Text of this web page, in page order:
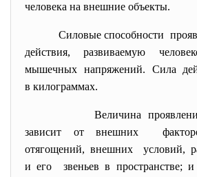
человека на внешние объекты.
Силовые способности
действия, развиваемую
мышечных напряжений. Сила
в килограммах.
Величина
зависит от внешних
отягощений, внешних условий,
и его звеньев в пространстве;